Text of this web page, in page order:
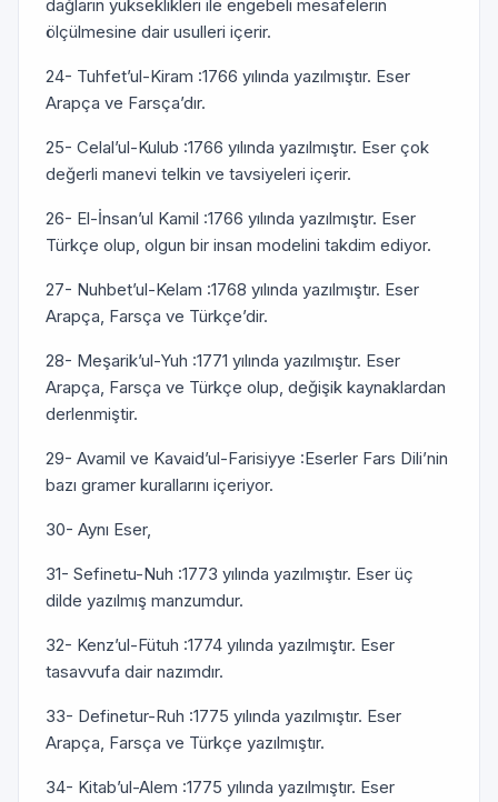
dağların yükseklikleri ile engebeli mesafelerin
ölçülmesine dair usulleri içerir.
24- Tuhfet’ul-Kiram :1766 yılında yazılmıştır. Eser
Arapça ve Farsça’dır.
25- Celal’ul-Kulub :1766 yılında yazılmıştır. Eser çok
değerli manevi telkin ve tavsiyeleri içerir.
26- El-İnsan’ul Kamil :1766 yılında yazılmıştır. Eser
Türkçe olup, olgun bir insan modelini takdim ediyor.
27- Nuhbet’ul-Kelam :1768 yılında yazılmıştır. Eser
Arapça, Farsça ve Türkçe’dir.
28- Meşarik’ul-Yuh :1771 yılında yazılmıştır. Eser
Arapça, Farsça ve Türkçe olup, değişik kaynaklardan
derlenmiştir.
29- Avamil ve Kavaid’ul-Farisiyye :Eserler Fars Dili’nin
bazı gramer kurallarını içeriyor.
30- Aynı Eser,
31- Sefinetu-Nuh :1773 yılında yazılmıştır. Eser üç
dilde yazılmış manzumdur.
32- Kenz’ul-Fütuh :1774 yılında yazılmıştır. Eser
tasavvufa dair nazımdır.
33- Definetur-Ruh :1775 yılında yazılmıştır. Eser
Arapça, Farsça ve Türkçe yazılmıştır.
34- Kitab’ul-Alem :1775 yılında yazılmıştır. Eser